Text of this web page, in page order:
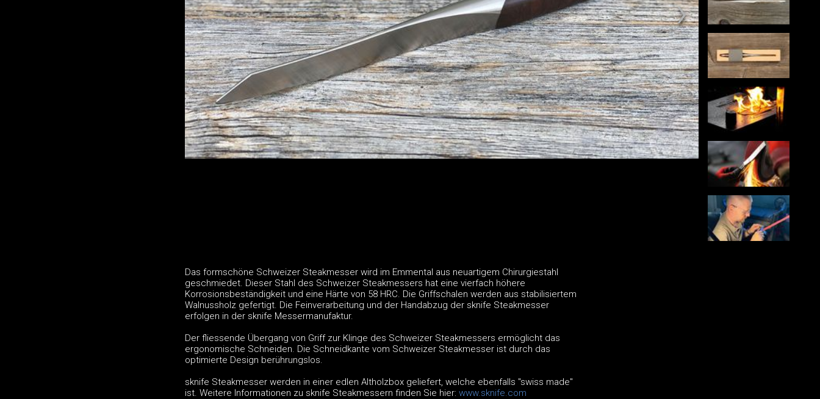
Das formschöne Schweizer Steakmesser wird im Emmental aus neuartigem Chirurgiestahl
geschmiedet. Dieser Stahl des Schweizer Steakmessers hat eine vierfach höhere
Korrosionsbeständigkeit und eine Härte von 58 HRC. Die Griffschalen werden aus stabilisiertem
Walnussholz gefertigt. Die Feinverarbeitung und der Handabzug der sknife Steakmesser
erfolgen in der sknife Messermanufaktur.
Der fliessende Übergang von Griff zur Klinge des Schweizer Steakmessers ermöglicht das
ergonomische Schneiden. Die Schneidkante vom Schweizer Steakmesser ist durch das
optimierte Design berührungslos.
sknife Steakmesser werden in einer edlen Altholzbox geliefert, welche ebenfalls "swiss made"
ist. Weitere Informationen zu sknife Steakmessern finden Sie hier: www.sknife.com